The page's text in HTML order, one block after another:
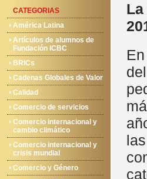
CATEGORIAS
América Latina
Artículos de alumnos de
Fundación ICBC
BRICs
Cadenas Globales de Valor
Calidad
Comercio de servicios
Comercio internacional y
cambio climático
Comercio internacional y
crisis mundial
Comercio y Género